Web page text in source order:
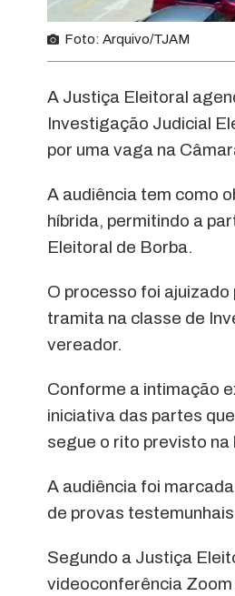
Foto: Arquivo/TJAM
A Justiça Eleitoral
Investigação Judicial
por uma vaga na
A audiência tem como
híbrida, permitindo a
Eleitoral de Borba.
O processo foi
tramita na classe de
vereador.
Conforme a intimação
iniciativa das partes
segue o rito previsto
A audiência foi
de provas
Segundo a Justiça
videoconferência Zoom